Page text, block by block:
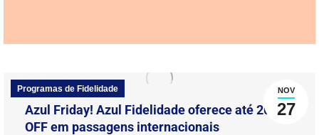
NOV
27
Programas de Fidelidade
Azul Friday! Azul Fidelidade oferece até 20%
OFF em passagens internacionais